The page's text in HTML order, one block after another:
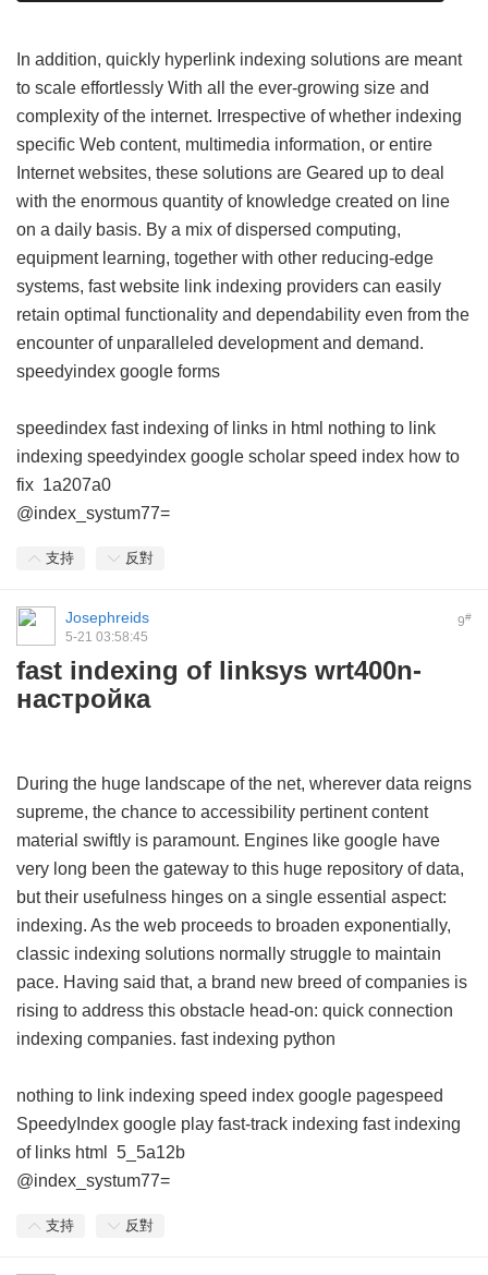
In addition, quickly hyperlink indexing solutions are meant
to scale effortlessly With all the ever-growing size and
complexity of the internet. Irrespective of whether indexing
specific Web content, multimedia information, or entire
Internet websites, these solutions are Geared up to deal
with the enormous quantity of knowledge created on line
on a daily basis. By a mix of dispersed computing,
equipment learning, together with other reducing-edge
systems, fast website link indexing providers can easily
retain optimal functionality and dependability even from the
encounter of unparalleled development and demand.
speedyindex google forms
speedindex fast indexing of links in html nothing to link
indexing speedyindex google scholar speed index how to
fix 1a207a0
@index_systum77=
支持 反對
9#
Josephreids
5-21 03:58:45
fast indexing of linksys wrt400n-
настройка
During the huge landscape of the net, wherever data reigns
supreme, the chance to accessibility pertinent content
material swiftly is paramount. Engines like google have
very long been the gateway to this huge repository of data,
but their usefulness hinges on a single essential aspect:
indexing. As the web proceeds to broaden exponentially,
classic indexing solutions normally struggle to maintain
pace. Having said that, a brand new breed of companies is
rising to address this obstacle head-on: quick connection
indexing companies. fast indexing python
nothing to link indexing speed index google pagespeed
SpeedyIndex google play fast-track indexing fast indexing
of links html
5_5a12b
@index_systum77=
支持 反對